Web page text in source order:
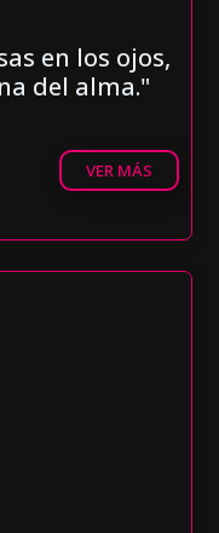
en los ojos,
del alma."
VER MÁS